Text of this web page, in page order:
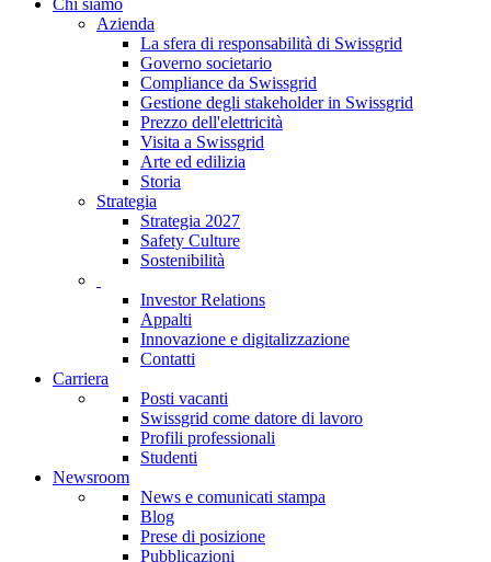
Chi siamo
Azienda
La sfera di responsabilità di Swissgrid
Governo societario
Compliance da Swissgrid
Gestione degli stakeholder in Swissgrid
Prezzo dell'elettricità
Visita a Swissgrid
Arte ed edilizia
Storia
Strategia
Strategia 2027
Safety Culture
Sostenibilità
Investor Relations
Appalti
Innovazione e digitalizzazione
Contatti
Carriera
Posti vacanti
Swissgrid come datore di lavoro
Profili professionali
Studenti
Newsroom
News e comunicati stampa
Blog
Prese di posizione
Pubblicazioni